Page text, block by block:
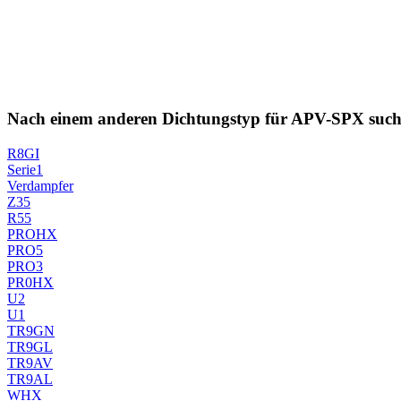
Nach einem anderen Dichtungstyp für APV-SPX
R8GI
Serie1
Verdampfer
Z35
R55
PROHX
PRO5
PRO3
PR0HX
U2
U1
TR9GN
TR9GL
TR9AV
TR9AL
WHX